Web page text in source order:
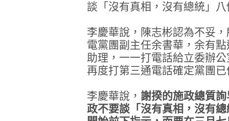
談「沒有真相，沒有總統」
李慶華說，陳志彬認為不妥
電黨團副主任余書華，余有
助理，一一打電話給立委辦
再度打第三通電話確定黨團
李慶華說， 謝揆的施政總質
政不要談「沒有真相，沒有